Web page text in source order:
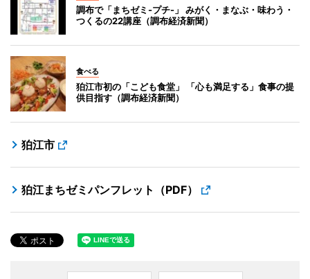
調布で「まちゼミ-プチ-」 みがく・まなぶ・味わう・
つくるの22講座（調布経済新聞）
食べる
狛江市初の「こども食堂」 「心も満足する」食事の提
供目指す（調布経済新聞）
狛江市
狛江まちゼミパンフレット（PDF）